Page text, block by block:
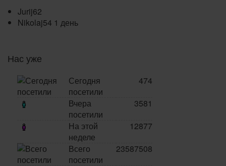
Jurij62
Nikolaj54 1 день
Нас уже
Сегодня
посетили
474
Вчера
посетили
3581
На этой
неделе
12877
Всего
посетили
23587508